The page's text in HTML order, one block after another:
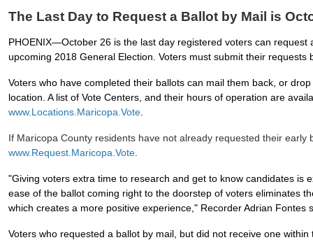
The Last Day to Request a Ballot by Mail is
PHOENIX—October 26 is the last day registered voters can request
upcoming 2018 General Election. Voters must submit their requests
Voters who have completed their ballots can mail them back, or
location. A list of Vote Centers, and their hours of operation are
www.Locations.Maricopa.Vote
If Maricopa County residents have not already requested their early
www.Request.Maricopa.Vote
"Giving voters extra time to research and get to know candidates is
ease of the ballot coming right to the doorstep of voters eliminates
which creates a more positive experience," Recorder Adrian
Voters who requested a ballot by mail, but did not receive one within